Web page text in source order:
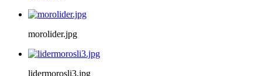
morolider.jpg
lidermorosli3.jpg